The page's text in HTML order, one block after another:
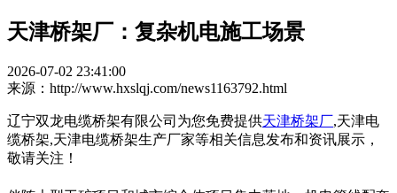
天津桥架厂：复杂机电施工场景
2026-07-02 23:41:00
来源：http://www.hxslqj.com/news1163792.html
辽宁双龙电缆桥架有限公司为您免费提供天津桥架厂,天津电
缆桥架,天津电缆桥架生产厂家等相关信息发布和资讯展示，
敬请关注！